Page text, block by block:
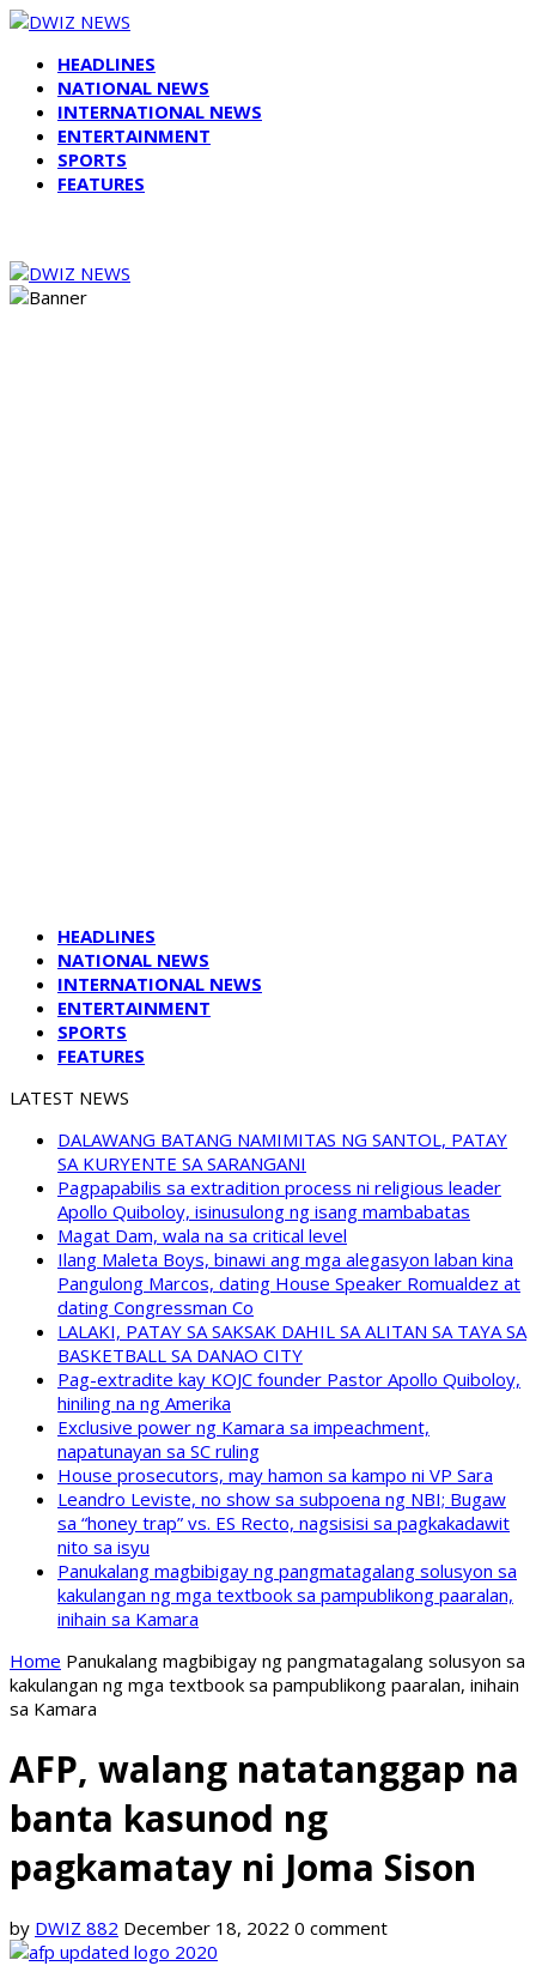
HEADLINES
NATIONAL NEWS
INTERNATIONAL NEWS
ENTERTAINMENT
SPORTS
FEATURES
HEADLINES
NATIONAL NEWS
INTERNATIONAL NEWS
ENTERTAINMENT
SPORTS
FEATURES
LATEST NEWS
DALAWANG BATANG NAMIMITAS NG SANTOL, PATAY
SA KURYENTE SA SARANGANI
Pagpapabilis sa extradition process ni religious leader
Apollo Quiboloy, isinusulong ng isang mambabatas
Magat Dam, wala na sa critical level
Ilang Maleta Boys, binawi ang mga alegasyon laban kina
Pangulong Marcos, dating House Speaker Romualdez at
dating Congressman Co
LALAKI, PATAY SA SAKSAK DAHIL SA ALITAN SA TAYA SA
BASKETBALL SA DANAO CITY
Pag-extradite kay KOJC founder Pastor Apollo Quiboloy,
hiniling na ng Amerika
Exclusive power ng Kamara sa impeachment,
napatunayan sa SC ruling
House prosecutors, may hamon sa kampo ni VP Sara
Leandro Leviste, no show sa subpoena ng NBI; Bugaw
sa “honey trap” vs. ES Recto, nagsisisi sa pagkakadawit
nito sa isyu
Panukalang magbibigay ng pangmatagalang solusyon sa
kakulangan ng mga textbook sa pampublikong paaralan,
inihain sa Kamara
Home Panukalang magbibigay ng pangmatagalang solusyon sa
kakulangan ng mga textbook sa pampublikong paaralan, inihain
sa Kamara
AFP, walang natatanggap na
banta kasunod ng
pagkamatay ni Joma Sison
by DWIZ 882 December 18, 2022 0 comment